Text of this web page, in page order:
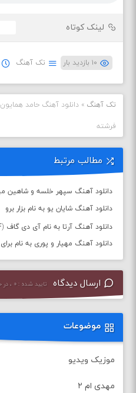
لینک کوتاه
۱۰ بازدید بار تک آهنگ
تک آهنگ »دانلود آهنگ حامد همایون
فرشته
مطالب مرتبط
دانلود آهنگ سپهر خلسه و شاهین
دانلود آهنگ شایان یو به نام بزار برو
دانلود آهنگ آرتا به نام آی دی گاف (IDGAF)
دانلود آهنگ مهیار و پوری به نام
ارسال دیدگاه تایید شده : ۰ ، در حال بررسی : ۰ ، مجموع : ۰ نظر
موضوعات
موزیک ویدیو
مهدی ام ۲